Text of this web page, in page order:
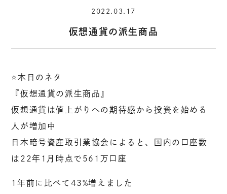
2022.03.17
仮想通貨の派生商品
⭐️本日のネタ
『仮想通貨の派生商品』
仮想通貨は値上がりへの期待感から投資を始める
人が増加中
日本暗号資産取引業協会によると、国内の口座数
は22年1月時点で561万口座
1年前に比べて43%増えました